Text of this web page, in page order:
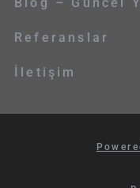
Referanslar
İletişim